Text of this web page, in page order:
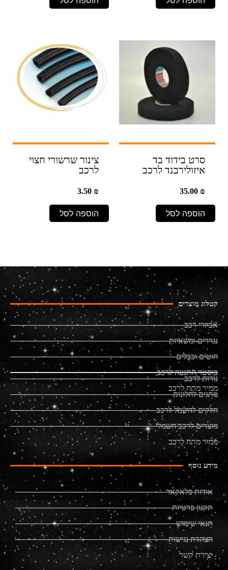
סרט בידוד בד
איזולירבנד לרכב
35.00₪
הוספה לסל
צינור שרשורי חצוי
לרכב
3.50₪
הוספה לסל
קטלוג מוצרים
אביזרי רכב
נגררים ומשאיות
חוטים וכבלים
בוסטר התנעה לרכב
ממיר מתח לרכב
נורות לרכב
מתגים לחלונות
חלקים לחשמל לרכב
מוצרים לרכב חשמלי
ממיר מתח לרכב
מידע נוסף
אודות פלאקאר
תקנון פרטיות
תנאי שימוש
הצהרת נגישות
יצירת קשר